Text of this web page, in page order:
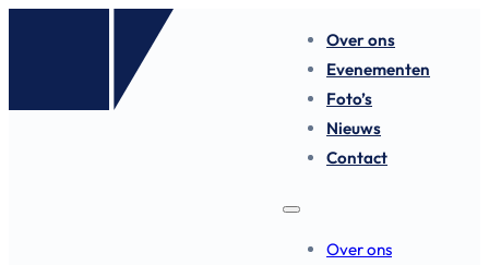
Over ons
Evenementen
Foto’s
Nieuws
Contact
Over ons